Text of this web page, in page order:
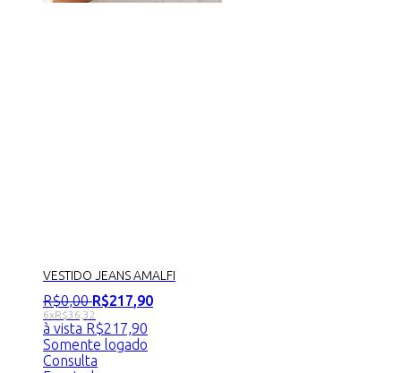
VESTIDO JEANS AMALFI
R$0,00 R$217,90
6xR$36,32
à vista R$217,90
Somente logado
Consulta